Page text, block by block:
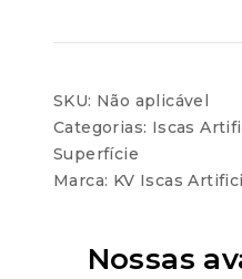
SKU: Não aplicável
Categorias: Iscas
Superfície
Marca: KV Iscas
Nossas